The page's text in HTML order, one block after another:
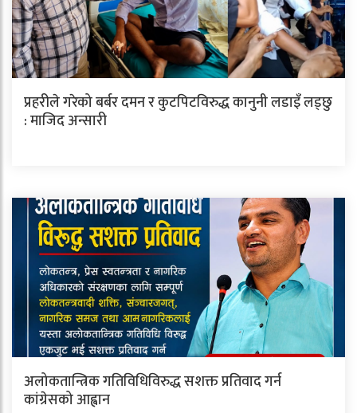
प्रहरीले गरेको बर्बर दमन र कुटपिटविरुद्ध कानुनी लडाइँ लड्छु
: माजिद अन्सारी
अलोकतान्त्रिक गतिविधिविरुद्ध सशक्त प्रतिवाद गर्न
कांग्रेसको आह्वान